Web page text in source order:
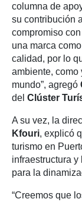
columna de
su contribución
compromiso
una marca
calidad, por lo
ambiente, como
mundo”, agregó
del Clúster
A su vez, la
Kfouri, explicó
turismo en
infraestructura
para la
“Creemos que